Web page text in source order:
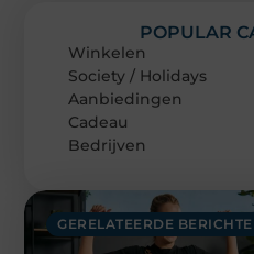
GERELATEERDE
POPULAR
Winkelen
Society / Holidays
Aanbiedingen
Cadeau
Bedrijven